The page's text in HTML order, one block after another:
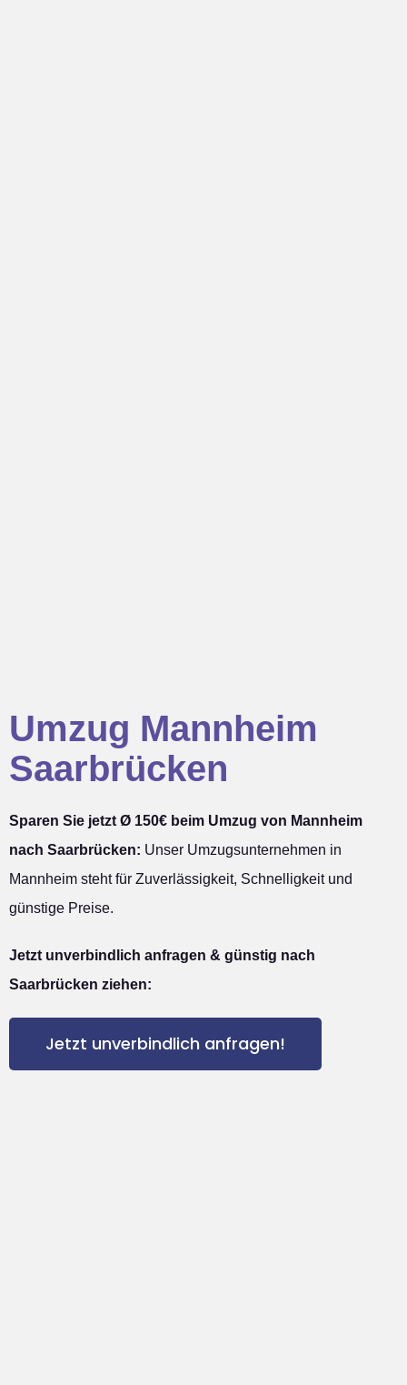
Umzug Mannheim
Saarbrücken
Sparen Sie jetzt Ø 150€ beim Umzug von Mannheim
nach Saarbrücken: Unser Umzugsunternehmen in
Mannheim steht für Zuverlässigkeit, Schnelligkeit und
günstige Preise.
Jetzt unverbindlich anfragen & günstig nach
Saarbrücken ziehen:
Jetzt unverbindlich anfragen!